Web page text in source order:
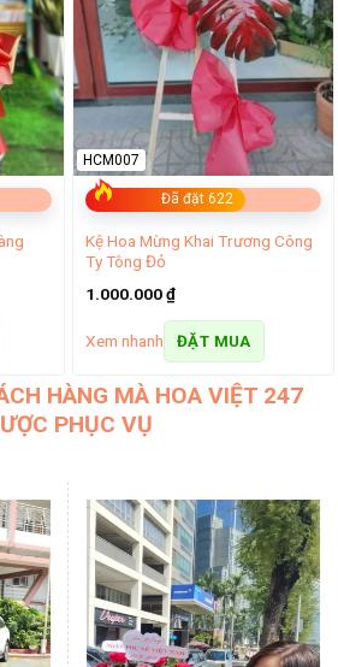
Đã đặt 622
HCM007
Kệ Hoa Mừng Khai Trương Công
Ty Tông Đỏ
1.000.000₫
Xem nhanh ĐẶT MUA
HÀNG MÀ HOA VIỆT 247
PHỤC VỤ